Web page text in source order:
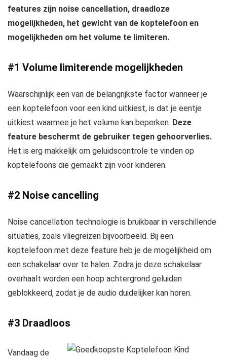
features zijn noise cancellation, draadloze
mogelijkheden, het gewicht van de koptelefoon en
mogelijkheden om het volume te limiteren.
#1 Volume limiterende mogelijkheden
Waarschijnlijk een van de belangrijkste factor wanneer je
een koptelefoon voor een kind uitkiest, is dat je eentje
uitkiest waarmee je het volume kan beperken. Deze
feature beschermt de gebruiker tegen gehoorverlies.
Het is erg makkelijk om geluidscontrole te vinden op
koptelefoons die gemaakt zijn voor kinderen.
#2 Noise cancelling
Noise cancellation technologie is bruikbaar in verschillende
situaties, zoals vliegreizen bijvoorbeeld. Bij een
koptelefoon met deze feature heb je de mogelijkheid om
een schakelaar over te halen. Zodra je deze schakelaar
overhaalt worden een hoop achtergrond geluiden
geblokkeerd, zodat je de audio duidelijker kan horen.
#3 Draadloos
Vandaag de